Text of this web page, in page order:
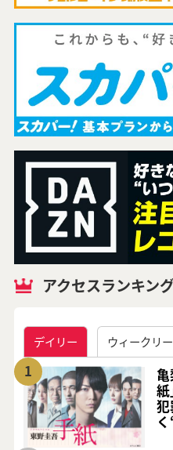
アクセスランキン
デイリー ウィークリー
1